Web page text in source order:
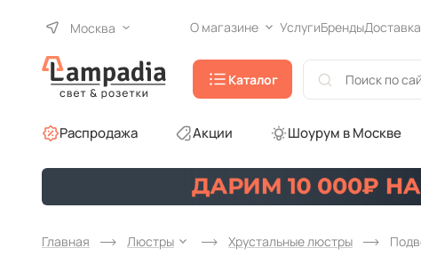
Москва О магазине УслугиБрендыДоставка
Каталог
Распродажа Акции Шоурум в Москве
Главная Люстры Хрустальные люстры